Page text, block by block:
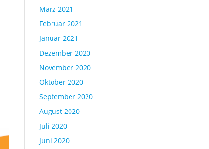
März 2021
Februar 2021
Januar 2021
Dezember 2020
November 2020
Oktober 2020
September 2020
August 2020
Juli 2020
Juni 2020